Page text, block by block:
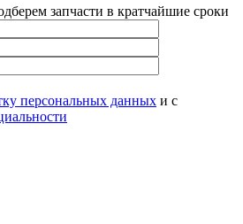
запчасти в кратчайшие сроки
персональных данных и с